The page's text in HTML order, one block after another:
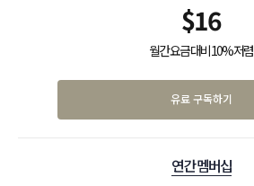
$16
월간 요금 대비 10% 저렴
유료 구독하기
연간 멤버십